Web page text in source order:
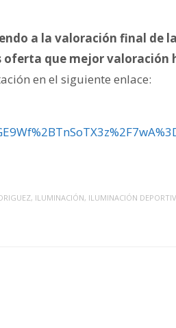
a la valoración final de
oferta que mejor valoración
en el siguiente enlace:
, ILUMINACIÓN, ILUMINACIÓN